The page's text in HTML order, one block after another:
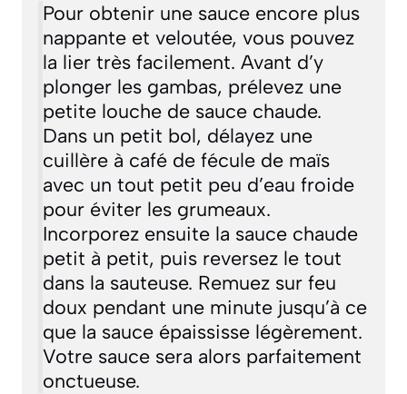
Pour obtenir une sauce encore plus
nappante et veloutée, vous pouvez
la lier très facilement. Avant d’y
plonger les gambas, prélevez une
petite louche de sauce chaude.
Dans un petit bol, délayez une
cuillère à café de fécule de maïs
avec un tout petit peu d’eau froide
pour éviter les grumeaux.
Incorporez ensuite la sauce chaude
petit à petit, puis reversez le tout
dans la sauteuse. Remuez sur feu
doux pendant une minute jusqu’à ce
que la sauce épaississe légèrement.
Votre sauce sera alors parfaitement
onctueuse.